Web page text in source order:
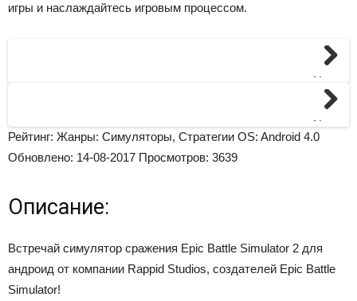
игры и наслаждайтесь игровым процессом.
Next
Next
Рейтинг: Жанры: Симуляторы, Стратегии OS: Android 4.0
Обновлено: 14-08-2017 Просмотров: 3639
Описание:
Встречай симулятор сражения Epic Battle Simulator 2 для
андроид от компании Rappid Studios, создателей Epic Battle
Simulator!